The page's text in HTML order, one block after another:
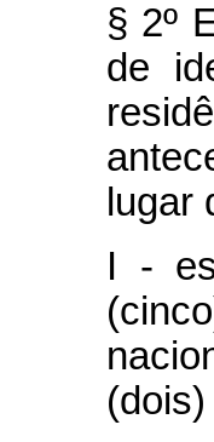
§ 2º
de
lugar
I -